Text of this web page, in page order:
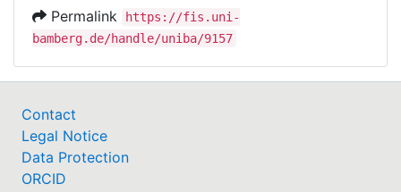
Permalink
https://fis.uni-
bamberg.de/handle/uniba/9157
Contact
Legal Notice
Data Protection
ORCID